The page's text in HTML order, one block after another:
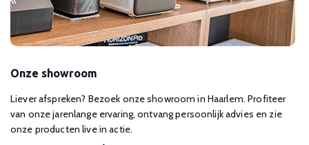
Onze showroom
Liever afspreken? Bezoek onze showroom in Haarlem. Profiteer
van onze jarenlange ervaring, ontvang persoonlijk advies en zie
onze producten live in actie.